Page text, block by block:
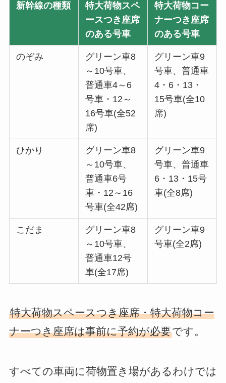
新幹線の種類
特大荷物スペ
ースつき座席
のある号車
特大荷物コー
ナーつき座席
のある号車
のぞみ
グリーン車8
～10号車、
普通車4～6
号車・12～
16号車(全52
席)
グリーン車9
号車、普通車
4・6・13・
15号車(全10
席)
ひかり
グリーン車8
～10号車、
普通車6号
車・12～16
号車(全42席)
グリーン車9
号車、普通車
6・13・15号
車(全8席)
こだま
グリーン車8
～10号車、
普通車12号
車(全17席)
グリーン車9
号車(全2席)
特大荷物スペースつき座席・特大荷物コー
ナーつき座席は事前に予約が必要です。
すべての車両に荷物置き場があるわけでは